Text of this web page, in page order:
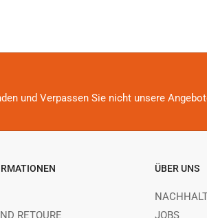
und Verpassen Sie nicht unsere
RETOURE
ÜBER UNS
JOBS